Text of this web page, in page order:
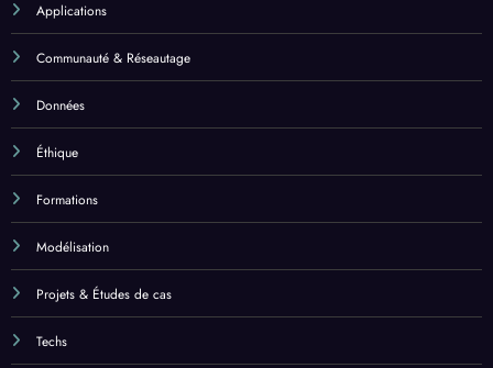
Applications
Communauté & Réseautage
Données
Éthique
Formations
Modélisation
Projets & Études de cas
Techs